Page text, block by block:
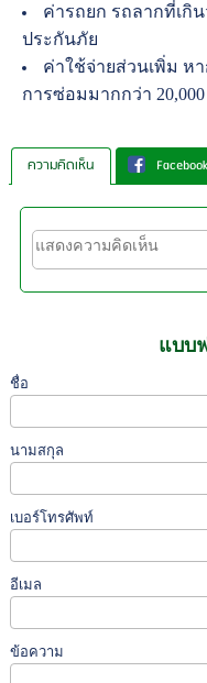
ค่ารถยก รถลากที่เกิ
ประกันภัย
ค่าใช้จ่ายส่วนเพิ่ม ห
การซ่อมมากกว่า
ความคิดเห็น
แบบ
ชื่อ
นามสกุล
เบอร์โทรศัพท์
อีเมล
ข้อความ